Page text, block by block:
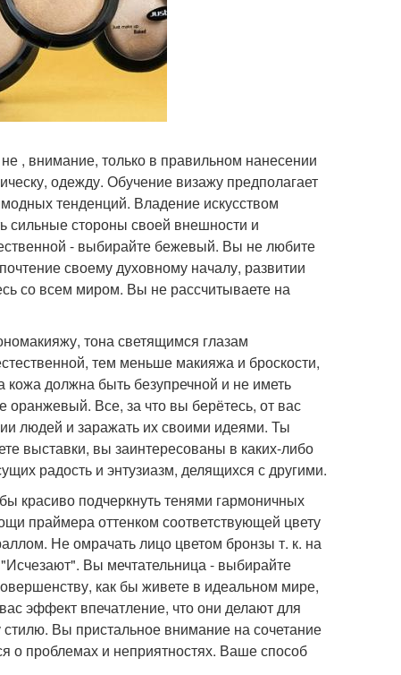
, внимание, только в правильном нанесении
одежду. Обучение визажу предполагает
тенденций. Владение искусством
сильные стороны своей внешности и
- выбирайте бежевый. Вы не любите
своему духовному началу, развитии
со всем миром. Вы не рассчитываете на
тона светящимся глазам
тем меньше макияжа и броскости,
должна быть безупречной и не иметь
Все, за что вы берётесь, от вас
людей и заражать их своими идеями. Ты
выставки, вы заинтересованы в каких-либо
радость и энтузиазм, делящихся с другими.
красиво подчеркнуть тенями гармоничных
праймера оттенком соответствующей цвету
Не омрачать лицо цветом бронзы т. к. на
Вы мечтательница - выбирайте
как бы живете в идеальном мире,
эффект впечатление, что они делают для
Вы пристальное внимание на сочетание
о проблемах и неприятностях. Ваше способ